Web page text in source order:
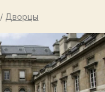
/ Дворцы